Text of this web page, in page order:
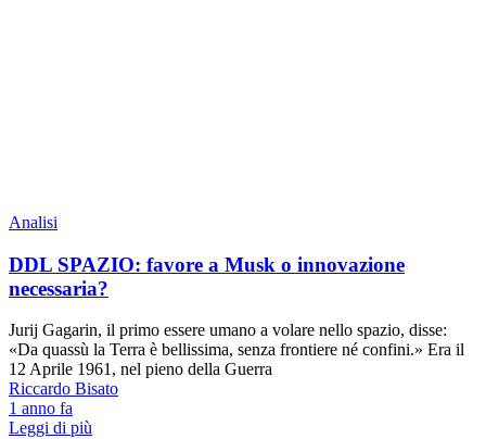
Analisi
DDL SPAZIO: favore a Musk o innovazione
necessaria?
Jurij Gagarin, il primo essere umano a volare nello spazio, disse:
«Da quassù la Terra è bellissima, senza frontiere né confini.» Era il
12 Aprile 1961, nel pieno della Guerra
Riccardo Bisato
1 anno fa
Leggi di più